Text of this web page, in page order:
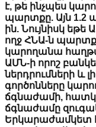
է, թե
պարտքը.
ին.
ողջ ՀՆԱ-ն
կարողանա
ԱՄՆ-ի
ճգնաժամը